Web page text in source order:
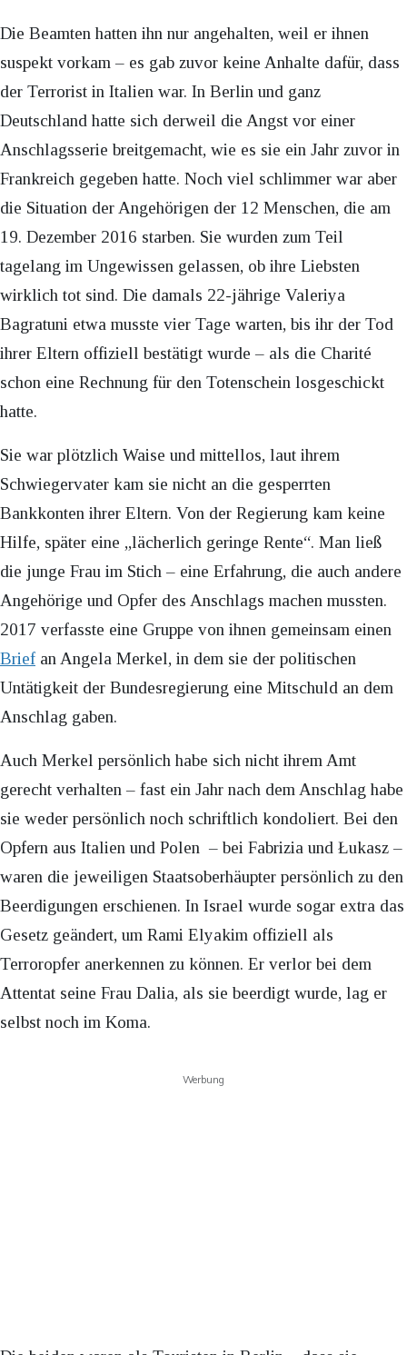
Die Beamten hatten ihn nur angehalten, weil er ihnen
suspekt vorkam – es gab zuvor keine Anhalte dafür, dass
der Terrorist in Italien war. In Berlin und ganz
Deutschland hatte sich derweil die Angst vor einer
Anschlagsserie breitgemacht, wie es sie ein Jahr zuvor in
Frankreich gegeben hatte. Noch viel schlimmer war aber
die Situation der Angehörigen der 12 Menschen, die am
19. Dezember 2016 starben. Sie wurden zum Teil
tagelang im Ungewissen gelassen, ob ihre Liebsten
wirklich tot sind. Die damals 22-jährige Valeriya
Bagratuni etwa musste vier Tage warten, bis ihr der Tod
ihrer Eltern offiziell bestätigt wurde – als die Charité
schon eine Rechnung für den Totenschein losgeschickt
hatte.
Sie war plötzlich Waise und mittellos, laut ihrem
Schwiegervater kam sie nicht an die gesperrten
Bankkonten ihrer Eltern. Von der Regierung kam keine
Hilfe, später eine „lächerlich geringe Rente“. Man ließ
die junge Frau im Stich – eine Erfahrung, die auch andere
Angehörige und Opfer des Anschlags machen mussten.
2017 verfasste eine Gruppe von ihnen gemeinsam einen
Brief an Angela Merkel, in dem sie der politischen
Untätigkeit der Bundesregierung eine Mitschuld an dem
Anschlag gaben.
Auch Merkel persönlich habe sich nicht ihrem Amt
gerecht verhalten – fast ein Jahr nach dem Anschlag habe
sie weder persönlich noch schriftlich kondoliert. Bei den
Opfern aus Italien und Polen – bei Fabrizia und Łukasz –
waren die jeweiligen Staatsoberhäupter persönlich zu den
Beerdigungen erschienen. In Israel wurde sogar extra das
Gesetz geändert, um Rami Elyakim offiziell als
Terroropfer anerkennen zu können. Er verlor bei dem
Attentat seine Frau Dalia, als sie beerdigt wurde, lag er
selbst noch im Koma.
Werbung